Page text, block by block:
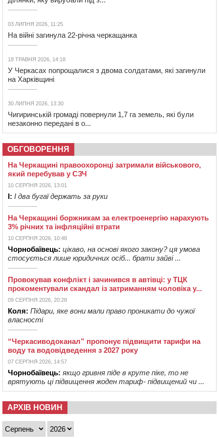
03 ЛИПНЯ 2026, 11:25
На війні загинула 22-річна черкащанка
18 ТРАВНЯ 2026, 14:18
У Черкасах попрощалися з двома солдатами, які загинули
на Харківщині
30 ЛИПНЯ 2026, 13:30
Чигиринській громаді повернули 1,7 га земель, які були
незаконно передані в о...
ОБГОВОРЕННЯ
На Черкащині правоохоронці затримали військового,
який перебував у СЗЧ
10 СЕРПНЯ 2026, 13:01
І: І два бугаї держать за руки
На Черкащині боржникам за електроенергію нарахують
3% річних та інфляційні втрати
10 СЕРПНЯ 2026, 10:48
Чорнобаївець: цікаво, на основі якого закону? ця умова
стосується лише юридичних осіб... брати зайві ...
Провокував конфлікт і зачинився в автівці: у ТЦК
прокоментували скандал із затриманням чоловіка у...
09 СЕРПНЯ 2026, 20:28
Коля: Підари, яке вони мали право проникати до чужої
власності
“Черкасиводоканал” пропонує підвищити тарифи на
воду та водовідведення з 2027 року
07 СЕРПНЯ 2026, 14:57
Чорнобаївець: якщо гривня піде в круте піке, то не
врятують ці підвищення жоден тариф- підвищений чи ...
АРХІВ НОВИН